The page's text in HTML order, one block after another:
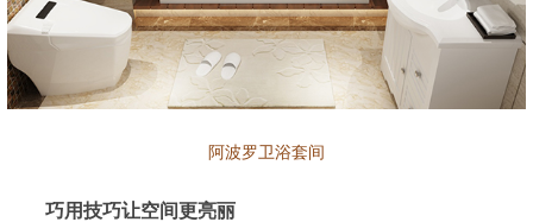
阿波罗卫浴套间
巧用技巧让空间更亮丽